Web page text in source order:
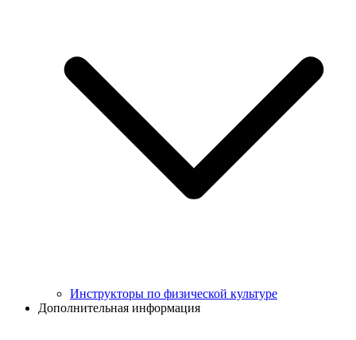
Инструкторы по физической культуре
Дополнительная информация